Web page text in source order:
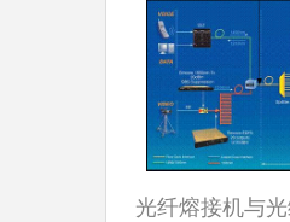
光纤熔接机与